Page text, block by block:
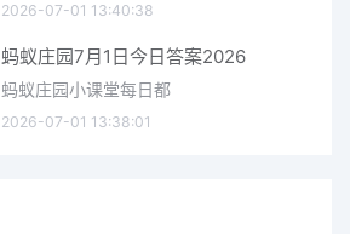
2026-07-01 13:40:38
蚂蚁庄园7月1日今日答案2026
蚂蚁庄园小课堂每日都
2026-07-01 13:38:01